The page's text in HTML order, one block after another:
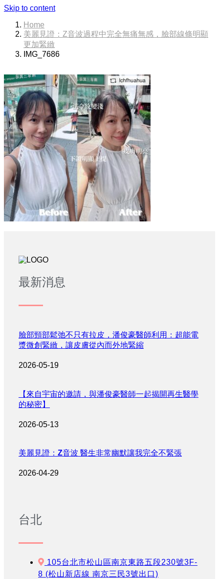
Skip to content
Home
美麗見證：Z音波過程中完全無痛無感，臉部線條明顯
更加緊緻
IMG_7686
最新消息
臉部頸部鬆弛不只有拉皮，潘俊豪醫師利用：超能電
漿微創緊緻，讓皮膚從內而外地緊縮
2026-05-19
【來自宇宙的邀請，與潘俊豪醫師一起揭開再生醫學
的秘密】
2026-05-13
美麗見證：Z音波 醫生非常幽默讓我完全不緊張
2026-04-29
台北
105台北市松山區南京東路五段230號3F-
8 (松山新店線 南京三民3號出口)